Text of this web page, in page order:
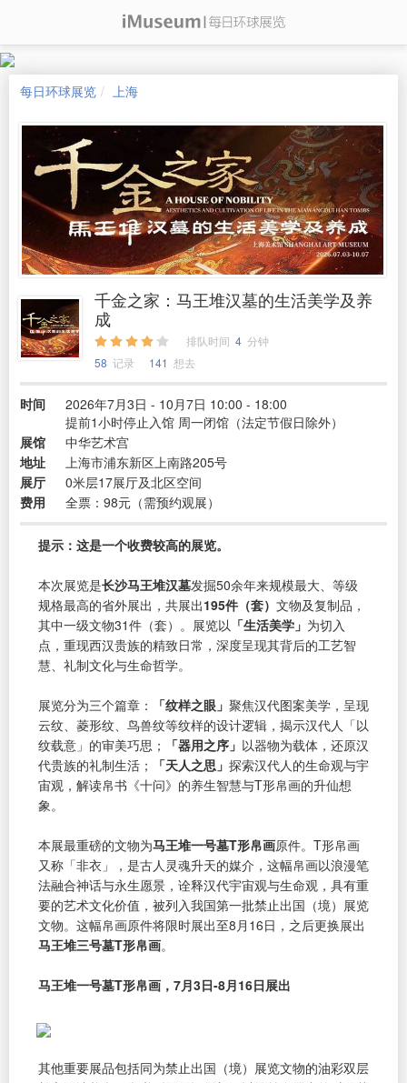
每日环球展览 上海
千金之家：马王堆汉墓的生活美学及养
成
排队时间 4 分钟
58 记录 141 想去
时间
2026年7月3日 - 10月7日 10:00 - 18:00
提前1小时停止入馆 周一闭馆（法定节假日除外）
展馆
中华艺术宫
地址
上海市浦东新区上南路205号
展厅
0米层17展厅及北区空间
费用
全票：98元（需预约观展）
提示：这是一个收费较高的展览。
本次展览是长沙马王堆汉墓发掘50余年来规模最大、等级
规格最高的省外展出，共展出195件（套） 文物及复制品，
其中一级文物31件（套）。展览以 「生活美学」 为切入
点，重现西汉贵族的精致日常，深度呈现其背后的工艺智
慧、礼制文化与生命哲学。
展览分为三个篇章： 「纹样之眼」 聚焦汉代图案美学，呈现
云纹、菱形纹、鸟兽纹等纹样的设计逻辑，揭示汉代人「以
纹载意」的审美巧思；
「器用之序」 以器物为载体，还原汉
代贵族的礼制生活；
「天人之思」 探索汉代人的生命观与宇
宙观，解读帛书《十问》的养生智慧与T形帛画的升仙想
象。
本展最重磅的文物为马王堆一号墓T形帛画原件。T形帛画
又称「非衣」，是古人灵魂升天的媒介，这幅帛画以浪漫笔
法融合神话与永生愿景，诠释汉代宇宙观与生命观，具有重
要的艺术文化价值，被列入我国第一批禁止出国（境）展览
文物。这幅帛画原件将限时展出至8月16日，之后更换展出
马王堆三号墓T形帛画。
马王堆一号墓T形帛画，7月3日-8月16日展出
其他重要展品包括同为禁止出国（境）展览文物的油彩双层